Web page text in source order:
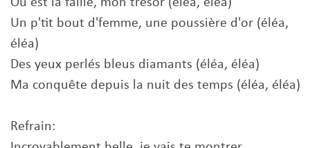
Où est la faille, mon trésor (éléa, éléa)
Un p'tit bout d'femme, une poussière d'or (éléa,
éléa)
Des yeux perlés bleus diamants (éléa, éléa)
Ma conquête depuis la nuit des temps (éléa, éléa)
Refrain: